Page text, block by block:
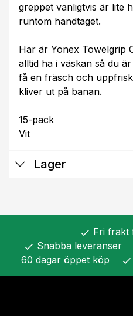
greppet vanligtvis är lite
runtom handtaget.
Här är Yonex Towelgrip
alltid ha i väskan så du
få en fräsch och
kliver ut på banan.
15-pack
Vit
Lager
check Fri frakt
check Snabba leveranser
60 dagar öppet köp check